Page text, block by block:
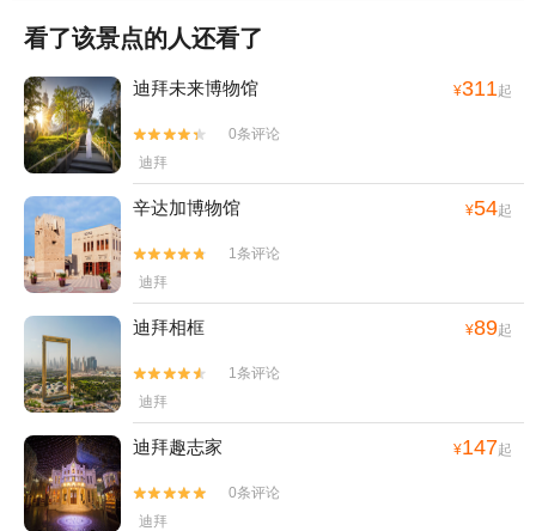
看了该景点的人还看了
迪拜未来博物馆 ¥311起


0条评论
迪拜
辛达加博物馆 ¥54起


1条评论
迪拜
迪拜相框 ¥89起


1条评论
迪拜
迪拜趣志家 ¥147起


0条评论
迪拜